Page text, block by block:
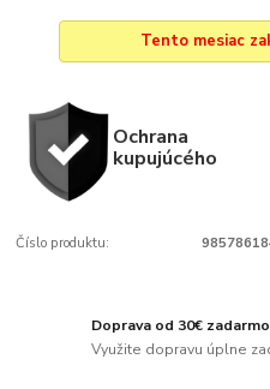
Tento mesiac
Ochrana
kupujúcého
Číslo produktu:
Doprava od 30€ zadarmo
Využite dopravu úplne